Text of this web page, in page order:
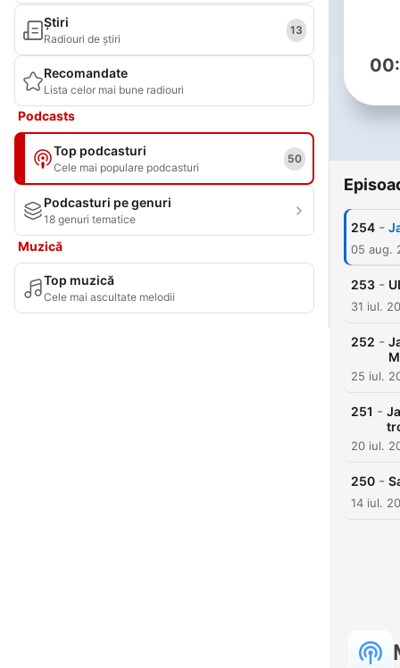
Știri
Radiouri de știri
13
Recomandate
Lista celor mai bune radiouri
Podcasts
Top podcasturi
Cele mai populare podcasturi
50
Podcasturi pe genuri
18 genuri tematice
Muzică
Top muzică
Cele mai ascultate melodii
254 -
05 aug.
253 -
31 iul.
252 -
25 iul.
251 -
20 iul.
250 -
14 iul.